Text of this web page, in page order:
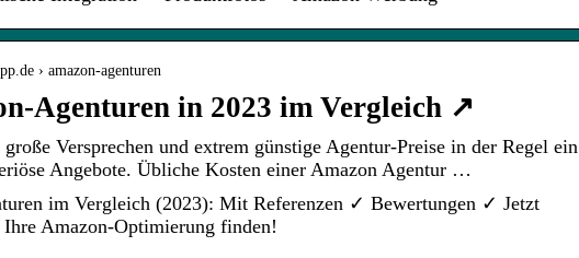
› amazon-agenturen
Agenturen in 2023 im Vergleich ↗️
Versprechen und extrem günstige Agentur-Preise in der Regel ein
Angebote. Übliche Kosten einer Amazon Agentur …
im Vergleich (2023): Mit Referenzen ✓ Bewertungen ✓ Jetzt
Amazon-Optimierung finden!